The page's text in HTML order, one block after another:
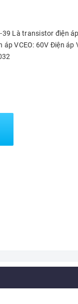
Là transistor điện
VCEO: 60V Điện áp